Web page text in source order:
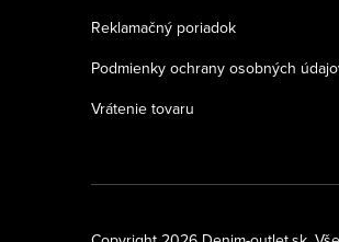
Reklamačný poriadok
Podmienky ochrany osobných
Vrátenie tovaru